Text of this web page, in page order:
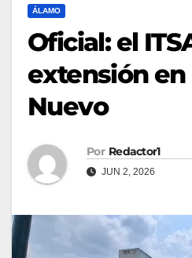
ÁLAMO
Oficial: el
extensión
Nuevo
Por Redactor1
JUN 2, 2026